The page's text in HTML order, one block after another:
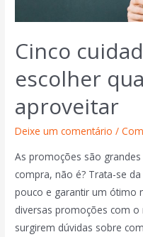
Cinco
escolher
aproveitar
Deixe um comentário /
As promoções são
compra, não é? Trata-se
pouco e garantir um ótimo
diversas promoções com
surgirem dúvidas sobre